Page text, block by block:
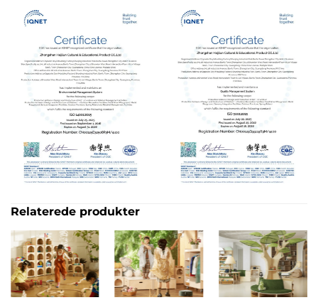
Relaterede produkter